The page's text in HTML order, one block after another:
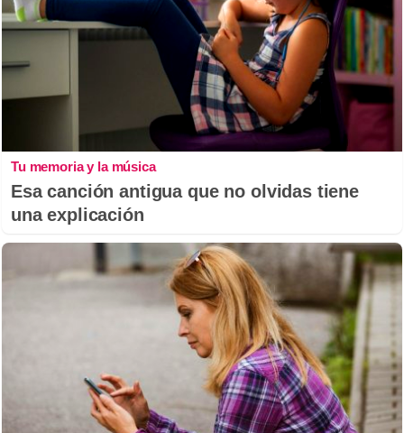
Tu memoria y la música
Esa canción antigua que no olvidas tiene
una explicación